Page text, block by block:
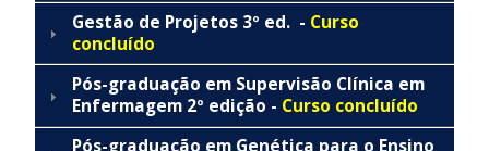
Gestão de Projetos 3º ed. - Curso
concluído
Pós-graduação em Supervisão Clínica em
Enfermagem 2º edição - Curso concluído